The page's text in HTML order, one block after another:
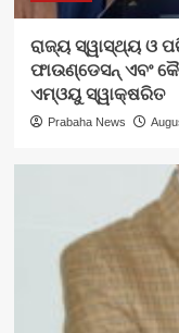
ରାଜ୍ୟ ସ୍ୱାସ୍ଥ୍ୟ ଓ
ଫାଉଣ୍ଡେସନ୍ ଏବଂ
ଏମ୍‌ଓୟୁ ସ୍ୱାକ୍ଷରିତ
Prabaha News